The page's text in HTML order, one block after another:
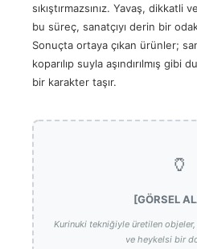
sıkıştırmazsınız. Yavaş,
bu süreç, sanatçıyı derin bir
Sonuçta ortaya çıkan ürünler;
koparılıp suyla aşındırılmış
bir karakter taşır.
🏺
[GÖRSEL
Kurinuki tekniğiyle üretilen
ve heykelsi bir